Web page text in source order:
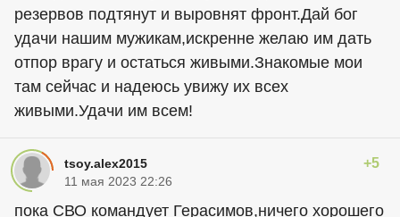
резервов подтянут и выровнят фронт.Дай бог
удачи нашим мужикам,искренне желаю им дать
отпор врагу и остаться живыми.Знакомые мои
там сейчас и надеюсь увижу их всех
живыми.Удачи им всем!
tsoy.alex2015 +5
11 мая 2023 22:26
пока СВО командует Герасимов,ничего хорошего